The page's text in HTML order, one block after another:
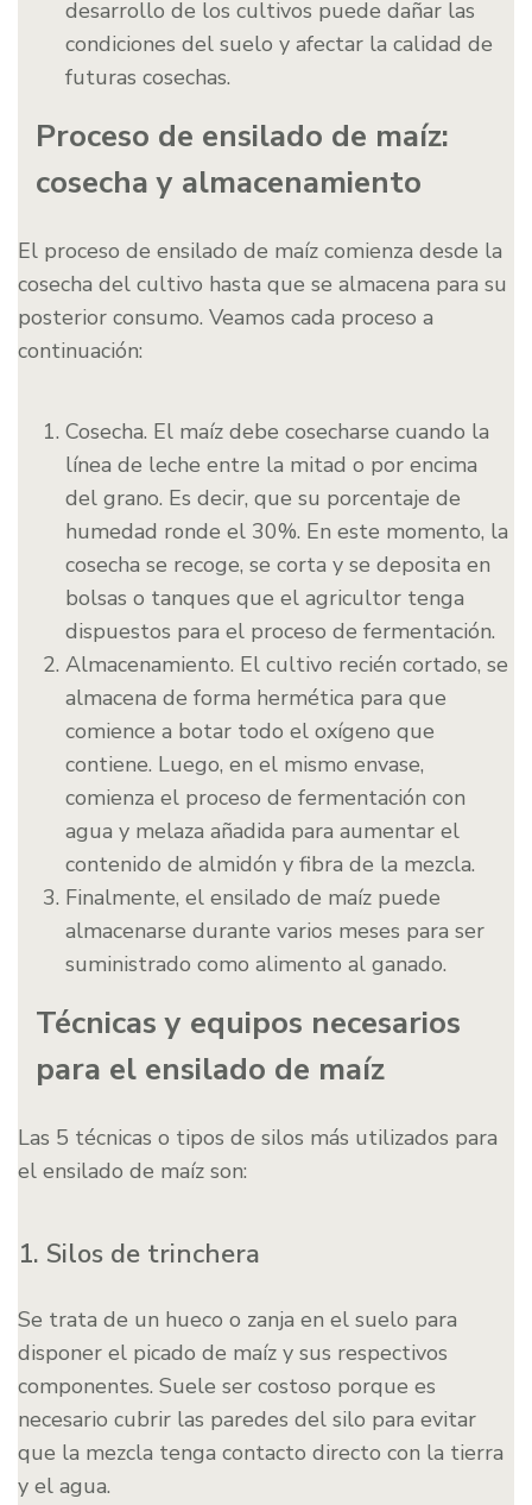
desarrollo de los cultivos puede dañar las
condiciones del suelo y afectar la calidad de
futuras cosechas.
Proceso de ensilado de maíz:
cosecha y almacenamiento
El proceso de ensilado de maíz comienza desde la
cosecha del cultivo hasta que se almacena para su
posterior consumo. Veamos cada proceso a
continuación:
Cosecha. El maíz debe cosecharse cuando la
línea de leche entre la mitad o por encima
del grano. Es decir, que su porcentaje de
humedad ronde el 30%. En este momento, la
cosecha se recoge, se corta y se deposita en
bolsas o tanques que el agricultor tenga
dispuestos para el proceso de fermentación.
Almacenamiento. El cultivo recién cortado, se
almacena de forma hermética para que
comience a botar todo el oxígeno que
contiene. Luego, en el mismo envase,
comienza el proceso de fermentación con
agua y melaza añadida para aumentar el
contenido de almidón y fibra de la mezcla.
Finalmente, el ensilado de maíz puede
almacenarse durante varios meses para ser
suministrado como alimento al ganado.
Técnicas y equipos necesarios
para el ensilado de maíz
Las 5 técnicas o tipos de silos más utilizados para
el ensilado de maíz son:
1. Silos de trinchera
Se trata de un hueco o zanja en el suelo para
disponer el picado de maíz y sus respectivos
componentes. Suele ser costoso porque es
necesario cubrir las paredes del silo para evitar
que la mezcla tenga contacto directo con la tierra
y el agua.